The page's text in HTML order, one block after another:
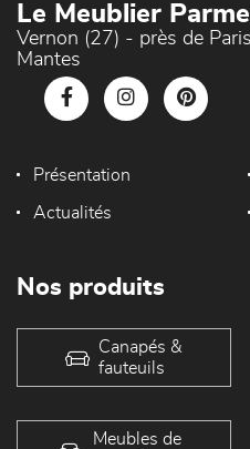
Le Meublier
Vernon (27) - près de
Mantes
Présentation
Actualités
Nos produits
Canapés &
fauteuils
Meubles de